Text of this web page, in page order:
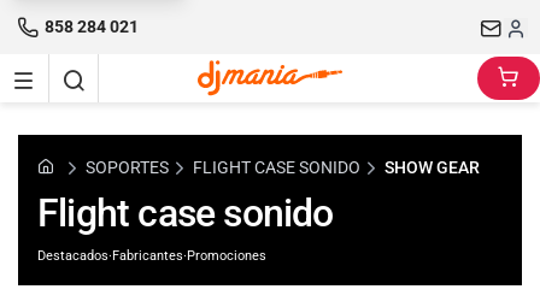
858 284 021
SOPORTES FLIGHT CASE SONIDO SHOW GEAR
Flight case sonido
Destacados·Fabricantes·Promociones